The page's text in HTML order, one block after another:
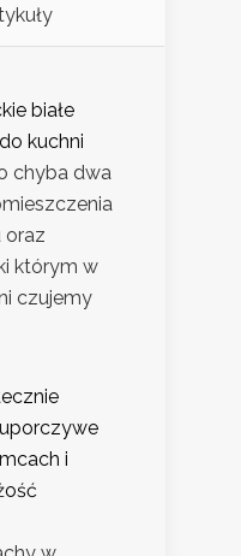
białe
kuchni
chyba dwa
oraz
którym w
czujemy
i